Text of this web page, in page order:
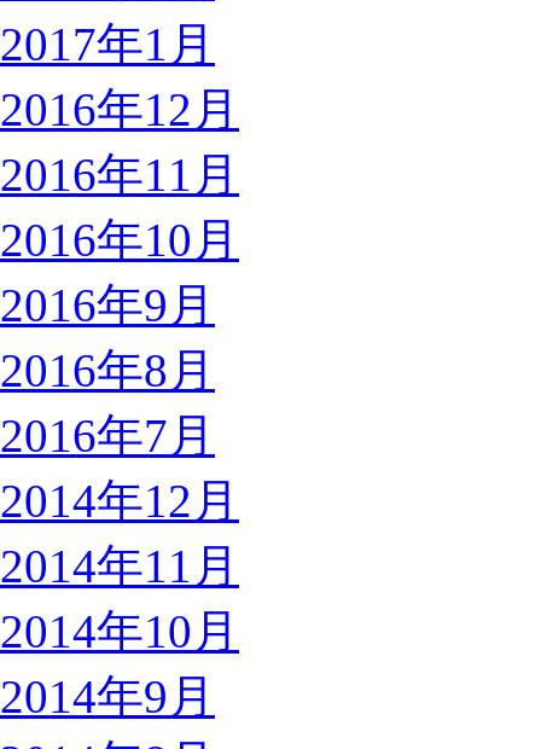
2017年1月
2016年12月
2016年11月
2016年10月
2016年9月
2016年8月
2016年7月
2014年12月
2014年11月
2014年10月
2014年9月